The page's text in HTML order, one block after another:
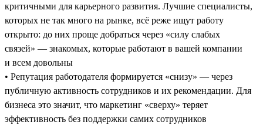
критичными для карьерного развития. Лучшие специалисты,
которых не так много на рынке, всё реже ищут работу
открыто: до них проще добраться через «силу слабых
связей» — знакомых, которые работают в вашей компании
и всем довольны
• Репутация работодателя формируется «снизу» — через
публичную активность сотрудников и их рекомендации. Для
бизнеса это значит, что маркетинг «сверху» теряет
эффективность без поддержки самих сотрудников